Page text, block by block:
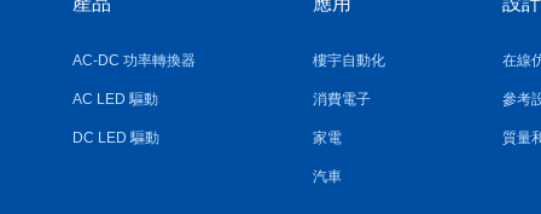
AC-DC 功率轉換器
AC LED 驅動
DC LED 驅動
樓宇自動化
消費電子
家電
汽車
在線
參考
質量